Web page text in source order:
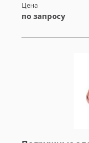
Цена
по запросу